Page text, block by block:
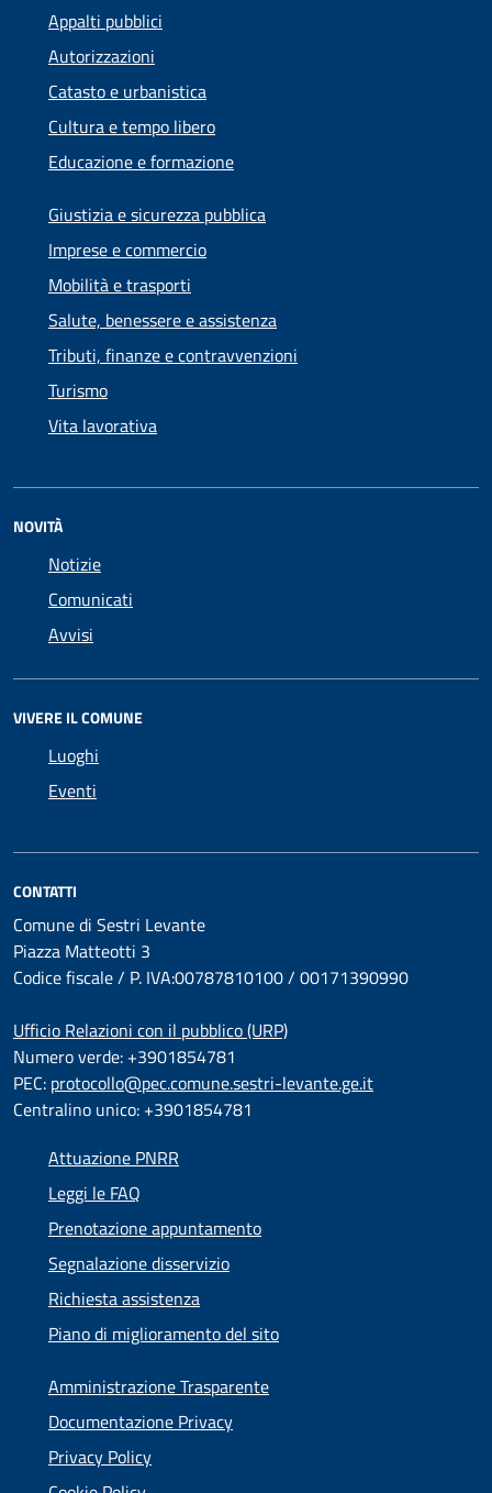
Appalti pubblici
Autorizzazioni
Catasto e urbanistica
Cultura e tempo libero
Educazione e formazione
Giustizia e sicurezza pubblica
Imprese e commercio
Mobilità e trasporti
Salute, benessere e assistenza
Tributi, finanze e contravvenzioni
Turismo
Vita lavorativa
NOVITÀ
Notizie
Comunicati
Avvisi
VIVERE IL COMUNE
Luoghi
Eventi
CONTATTI
Comune di Sestri Levante
Piazza Matteotti 3
Codice fiscale / P. IVA:00787810100 / 00171390990
Ufficio Relazioni con il pubblico (URP)
Numero verde: +3901854781
PEC: protocollo@pec.comune.sestri-levante.ge.it
Centralino unico: +3901854781
Attuazione PNRR
Leggi le FAQ
Prenotazione appuntamento
Segnalazione disservizio
Richiesta assistenza
Piano di miglioramento del sito
Amministrazione Trasparente
Documentazione Privacy
Privacy Policy